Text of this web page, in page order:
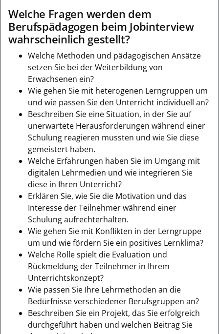
Welche Fragen werden dem
Berufspädagogen beim Jobinterview
wahrscheinlich gestellt?
Welche Methoden und pädagogischen Ansätze
setzen Sie bei der Weiterbildung von
Erwachsenen ein?
Wie gehen Sie mit heterogenen Lerngruppen um
und wie passen Sie den Unterricht individuell an?
Beschreiben Sie eine Situation, in der Sie auf
unerwartete Herausforderungen während einer
Schulung reagieren mussten und wie Sie diese
gemeistert haben.
Welche Erfahrungen haben Sie im Umgang mit
digitalen Lehrmedien und wie integrieren Sie
diese in Ihren Unterricht?
Erklären Sie, wie Sie die Motivation und das
Interesse der Teilnehmer während einer
Schulung aufrechterhalten.
Wie gehen Sie mit Konflikten in der Lerngruppe
um und wie fördern Sie ein positives Lernklima?
Welche Rolle spielt die Evaluation und
Rückmeldung der Teilnehmer in Ihrem
Unterrichtskonzept?
Wie passen Sie Ihre Lehrmethoden an die
Bedürfnisse verschiedener Berufsgruppen an?
Beschreiben Sie ein Projekt, das Sie erfolgreich
durchgeführt haben und welchen Beitrag Sie